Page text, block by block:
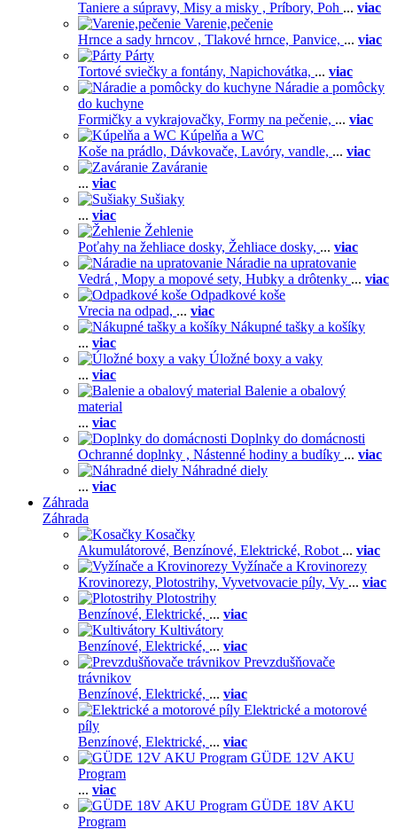
Taniere a súpravy, Misy a misky , Príbory, Poh ... viac
Varenie,pečenie
Hrnce a sady hrncov , Tlakové hrnce, Panvice, ... viac
Párty
Tortové sviečky a fontány, Napichovátka, ... viac
Náradie a pomôcky
do kuchyne
Formičky a vykrajovačky, Formy na pečenie, ... viac
Kúpelňa a WC
Koše na prádlo, Dávkovače, Lavóry, vandle, ... viac
Zaváranie
... viac
Sušiaky
... viac
Žehlenie
Poťahy na žehliace dosky, Žehliace dosky, ... viac
Náradie na upratovanie
Vedrá , Mopy a mopové sety, Hubky a drôtenky ... viac
Odpadkové koše
Vrecia na odpad, ... viac
Nákupné tašky a košíky
... viac
Úložné boxy a vaky
... viac
Balenie a obalový
material
... viac
Doplnky do domácnosti
Ochranné doplnky , Nástenné hodiny a budíky ... viac
Náhradné diely
... viac
Záhrada
Záhrada
Kosačky
Akumulátorové, Benzínové, Elektrické, Robot ... viac
Vyžínače a Krovinorezy
Krovinorezy, Plotostrihy, Vyvetvovacie píly, Vy ... viac
Plotostrihy
Benzínové, Elektrické, ... viac
Kultivátory
Benzínové, Elektrické, ... viac
Prevzdušňovače
trávnikov
Benzínové, Elektrické, ... viac
Elektrické a motorové
píly
Benzínové, Elektrické, ... viac
GÜDE 12V AKU
Program
... viac
GÜDE 18V AKU
Program